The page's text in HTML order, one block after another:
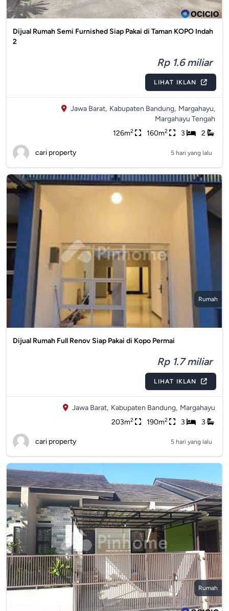
Dijual Rumah Semi Furnished Siap Pakai di Taman KOPO Indah
2
Rp 1.6 miliar
LIHAT IKLAN
Jawa Barat, Kabupaten Bandung, Margahayu,
Margahayu Tengah
126m2 160m2 3 2
cari property 5 hari yang lalu
Rumah
Dijual Rumah Full Renov Siap Pakai di Kopo Permai
Rp 1.7 miliar
LIHAT IKLAN
Jawa Barat, Kabupaten Bandung, Margahayu
203m2 190m2 3 3
cari property 5 hari yang lalu
Rumah